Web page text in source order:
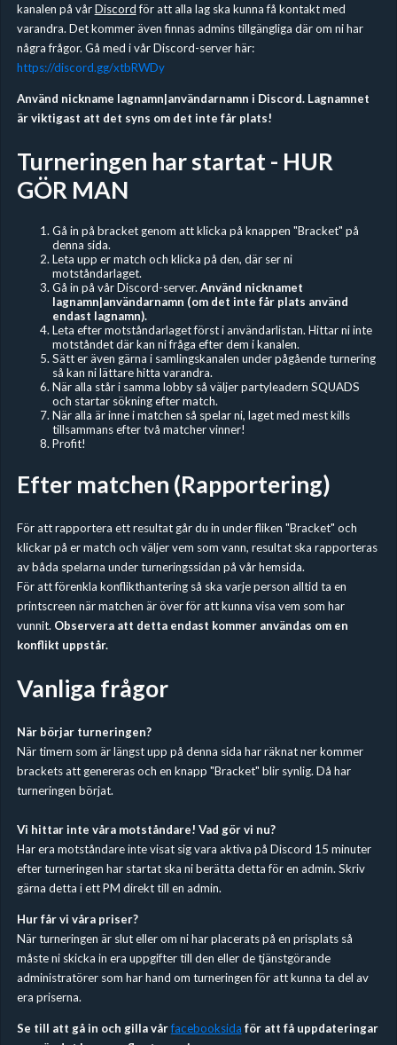
kanalen på vårDiscordför att alla lag ska kunna få kontakt med
varandra. Det kommer även finnas admins tillgängliga där om ni har
några frågor. Gå med i vår Discord-server här:
https://discord.gg/xtbRWDy
Använd nickname lagnamn|användarnamn i Discord. Lagnamnet
är viktigast att det syns om det inte får plats!
Turneringen har startat - HUR
GÖR MAN
Gå in på bracket genom att klicka på knappen "Bracket" på
denna sida.
Leta upp er match och klicka på den, där ser ni
motståndarlaget.
Gå in på vår Discord-server. Använd nicknamet
lagnamn|användarnamn (om det inte får plats använd
endast lagnamn).
Leta efter motståndarlaget först i användarlistan. Hittar ni inte
motståndet där kan ni fråga efter dem i kanalen.
Sätt er även gärna i samlingskanalen under pågående turnering
så kan ni lättare hitta varandra.
När alla står i samma lobby så väljer partyleadern SQUADS
och startar sökning efter match.
När alla är inne i matchen så spelar ni, laget med mest kills
tillsammans efter två matcher vinner!
Profit!
Efter matchen (Rapportering)
För att rapportera ett resultat går du in under fliken "Bracket" och
klickar på er match och väljer vem som vann, resultat ska rapporteras
av båda spelarna under turneringssidan på vår hemsida.
För att förenkla konflikthantering så ska varje person alltid ta en
printscreen när matchen är över för att kunna visa vem som har
vunnit. Observera att detta endast kommer användas om en
konflikt uppstår.
Vanliga frågor
När börjar turneringen?
När timern som är längst upp på denna sida har räknat ner kommer
brackets att genereras och en knapp "Bracket" blir synlig. Då har
turneringen börjat.
Vi hittar inte våra motståndare! Vad gör vi nu?
Har era motståndare inte visat sig vara aktiva på Discord 15 minuter
efter turneringen har startat ska ni berätta detta för en admin. Skriv
gärna detta i ett PM direkt till en admin.
Hur får vi våra priser?
När turneringen är slut eller om ni har placerats på en prisplats så
måste ni skicka in era uppgifter till den eller de tjänstgörande
administratörer som har hand om turneringen för att kunna ta del av
era priserna.
Se till att gå in och gilla vårfacebooksida för att få uppdateringar